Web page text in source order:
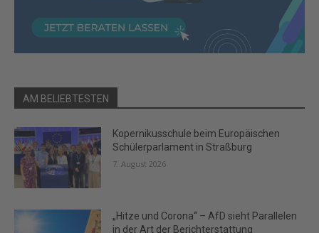
AM BELIEBTESTEN
Kopernikusschule beim Europäischen
Schülerparlament in Straßburg
7. August 2026
„Hitze und Corona“ – AfD sieht Parallelen
in der Art der Berichterstattung